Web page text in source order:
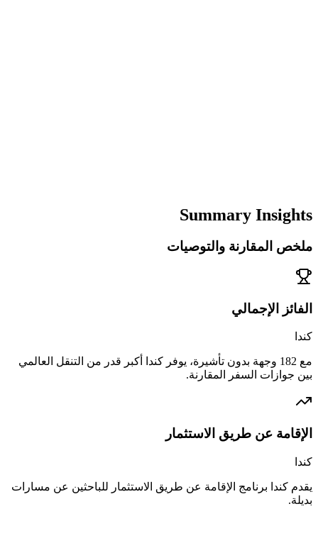
Summary Insights
ملخص المقارنة والتوصيات
الفائز الإجمالي
كندا
مع 182 وجهة بدون تأشيرة، يوفر كندا أكبر قدر من التنقل العالمي
بين جوازات السفر المقارنة.
الإقامة عن طريق الاستثمار
كندا
يقدم كندا برنامج الإقامة عن طريق الاستثمار للباحثين عن مسارات
بديلة.